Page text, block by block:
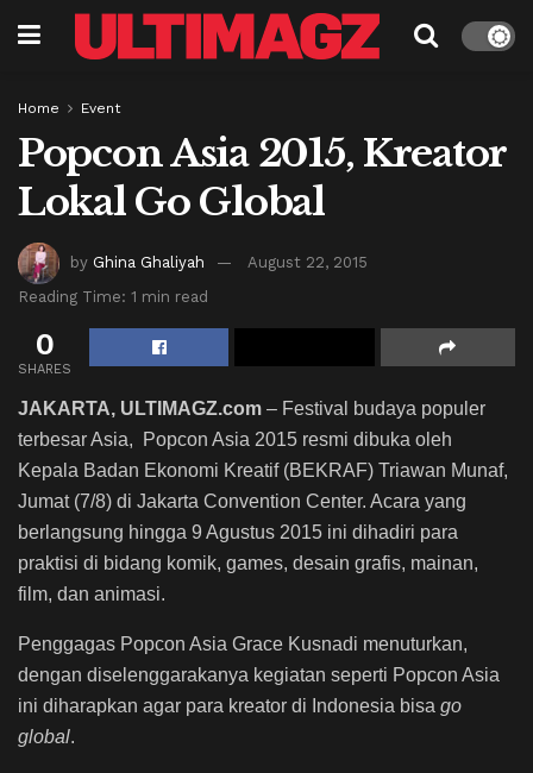
Home Event
Popcon Asia 2015, Kreator
Lokal Go Global
by Ghina Ghaliyah
August 22, 2015
Reading Time: 1 min read
0
SHARES
JAKARTA, ULTIMAGZ.com – Festival budaya populer
terbesar Asia, Popcon Asia 2015 resmi dibuka oleh
Kepala Badan Ekonomi Kreatif (BEKRAF) Triawan Munaf,
Jumat (7/8) di Jakarta Convention Center. Acara yang
berlangsung hingga 9 Agustus 2015 ini dihadiri para
praktisi di bidang komik, games, desain grafis, mainan,
film, dan animasi.
Penggagas Popcon Asia Grace Kusnadi menuturkan,
dengan diselenggarakanya kegiatan seperti Popcon Asia
ini diharapkan agar para kreator di Indonesia bisa go
global.